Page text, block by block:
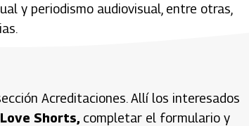
y periodismo audiovisual, entre otras,
Acreditaciones. Allí los interesados
Shorts, completar el formulario y